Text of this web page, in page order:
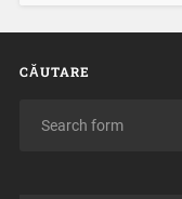
CĂUTARE